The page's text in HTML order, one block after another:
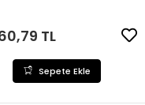
TL
Sepete Ekle